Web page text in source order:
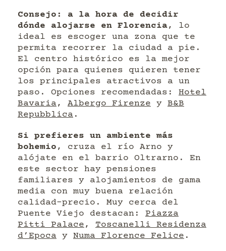
Consejo: a la hora de decidir
dónde alojarse en Florencia, lo
ideal es escoger una zona que te
permita recorrer la ciudad a pie.
El centro histórico es la mejor
opción para quienes quieren tener
los principales atractivos a un
paso. Opciones recomendadas: Hotel
Bavaria , Albergo Firenze y B&B
Repubblica .
Si prefieres un ambiente más
bohemio , cruza el río Arno y
alójate en el barrio Oltrarno. En
este sector hay pensiones
familiares y alojamientos de gama
media con muy buena relación
calidad-precio. Muy cerca del
Puente Viejo destacan: Piazza
Pitti Palace , Toscanelli Residenza
d’Epoca y Numa Florence Felice .